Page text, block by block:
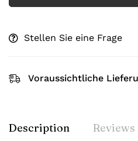
Stellen Sie eine Frage
Voraussichtliche
Description Reviews